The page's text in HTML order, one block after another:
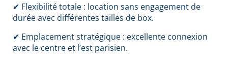
✔ Flexibilité totale : location sans engagement de
durée avec différentes tailles de box.
✔ Emplacement stratégique : excellente connexion
avec le centre et l’est parisien.